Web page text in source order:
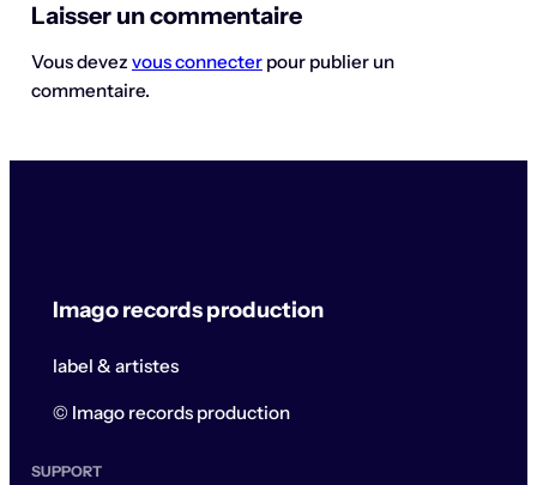
Laisser un commentaire
Vous devez vous connecterpour publier un
commentaire.
Imago records production
label & artistes
© Imago records production
SUPPORT